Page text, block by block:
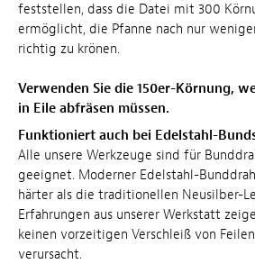
feststellen, dass die Datei mit 300
ermöglicht, die Pfanne nach nur
richtig zu krönen.
Verwenden Sie die 150er-Körnung,
in Eile abfräsen müssen.
Funktioniert auch bei Edelstahl-
Alle unsere Werkzeuge sind für
geeignet. Moderner Edelstahl-
härter als die traditionellen Neusilber-
Erfahrungen aus unserer Werkstatt
keinen vorzeitigen Verschleiß von
verursacht.